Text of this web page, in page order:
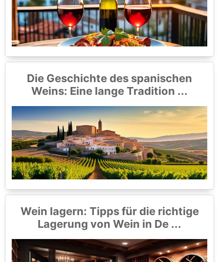
Die Geschichte des spanischen
Weins: Eine lange Tradition ...
Wein lagern: Tipps für die richtige
Lagerung von Wein in De ...